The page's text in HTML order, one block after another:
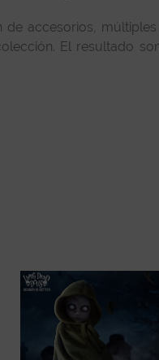
de accesorios,
El resultado